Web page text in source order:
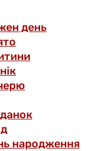
день
народження